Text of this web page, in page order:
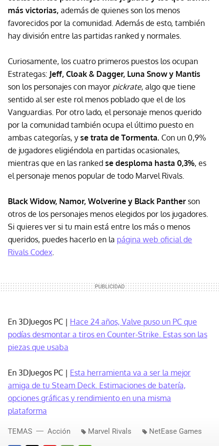
más victorias, además de quienes son los menos
favorecidos por la comunidad. Además de esto, también
hay división entre las partidas ranked y normales.
Curiosamente, los cuatro primeros puestos los ocupan
Estrategas: Jeff, Cloak & Dagger, Luna Snow y Mantis
son los personajes con mayor pickrate, algo que tiene
sentido al ser este rol menos poblado que el de los
Vanguardias. Por otro lado, el personaje menos querido
por la comunidad también ocupa el último puesto en
ambas categorías, y se trata de Tormenta. Con un 0,9%
de jugadores eligiéndola en partidas ocasionales,
mientras que en las ranked se desploma hasta 0,3%, es
el personaje menos popular de todo Marvel Rivals.
Black Widow, Namor, Wolverine y Black Panther son
otros de los personajes menos elegidos por los jugadores.
Si quieres ver si tu main está entre los más o menos
queridos, puedes hacerlo en la página web oficial de
Rivals Codex.
En 3DJuegos PC | Hace 24 años, Valve puso un PC que
podías desmontar a tiros en Counter-Strike. Estas son las
piezas que usaba
En 3DJuegos PC | Esta herramienta va a ser la mejor
amiga de tu Steam Deck. Estimaciones de batería,
opciones gráficas y rendimiento en una misma
plataforma
TEMAS Acción Marvel Rivals NetEase Games